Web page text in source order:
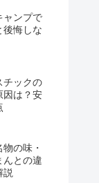
ャンプで
後悔しな
チックの
因は？安
の味・
んとの違
説